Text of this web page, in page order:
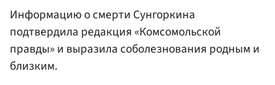
Информацию о смерти Сунгоркина
подтвердила редакция «Комсомольской
правды» и выразила соболезнования родным и
близким.